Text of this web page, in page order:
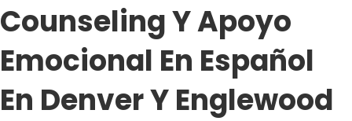
Counseling Y Apoyo
Emocional En Español
En Denver Y Englewood